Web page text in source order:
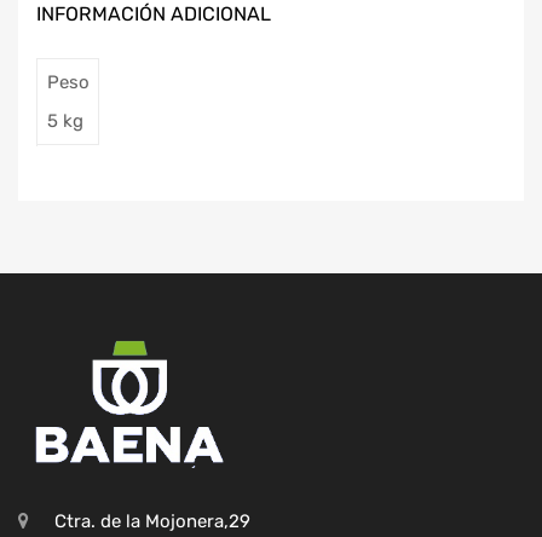
INFORMACIÓN ADICIONAL
Peso
5 kg
Ctra. de la Mojonera,29